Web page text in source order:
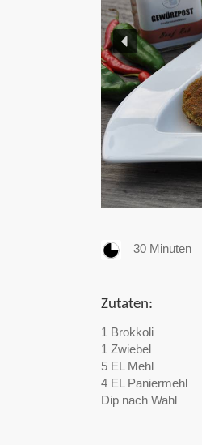
30 Minuten
Zutaten:
1 Brokkoli
1 Zwiebel
5 EL Mehl
4 EL Paniermehl
Dip nach Wahl